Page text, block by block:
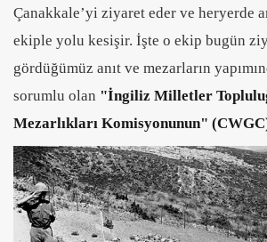
Çanakkale’yi ziyaret eder ve heryerde
ekiple yolu kesişir. İşte o ekip bugün
gördüğümüz anıt ve mezarların
sorumlu olan "İngiliz Milletler
Mezarlıkları Komisyonunun"